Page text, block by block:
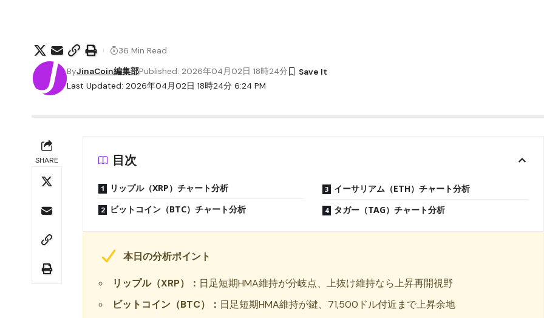
Last Updated: 2026年04月02日 18時24分 6:24 PM
ByJinaCoin編集部Published: 2026年04月02日 18時24分
36 Min Read
SHARE 目次
リップル（XRP）チャート分析
ビットコイン（BTC）チャート分析
イーサリアム（ETH）チャート分析
タガー（TAG）チャート分析
本日の分析ポイント
リップル（XRP）： 日足短期HMA維持が分岐点、上抜け維持なら上昇再開視野
ビットコイン（BTC）： 日足短期HMA維持が鍵、71,500ドル付近まで上昇余地